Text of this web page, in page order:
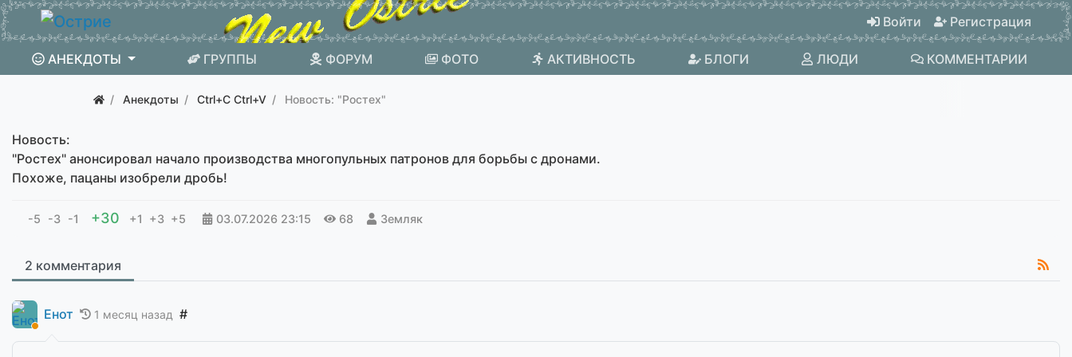
Войти Регистрация
АНЕКДОТЫ ГРУППЫ ФОРУМ ФОТО АКТИВНОСТЬ БЛОГИ ЛЮДИ КОММЕНТАРИИ
Анекдоты Ctrl+C Ctrl+V Новость: "Ростех"
Новость:
"Ростех" анонсировал начало производства многопульных патронов для борьбы с дронами.
Похоже, пацаны изобрели дробь!
-5 -3 -1 +30 +1 +3 +5 03.07.2026 23:15 68 Земляк
2 комментария
Енот 1 месяц назад #